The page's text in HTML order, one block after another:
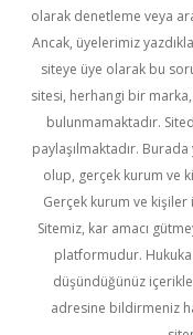
olarak denetleme veya
Ancak, üyelerimiz
siteye üye olarak bu
sitesi, herhangi bir
bulunmamaktadır.
paylaşılmaktadır.
olup, gerçek kurum ve
Gerçek kurum ve
Sitemiz, kar amacı
platformudur. Hukuka
düşündüğünüz
adresine bildirmeniz